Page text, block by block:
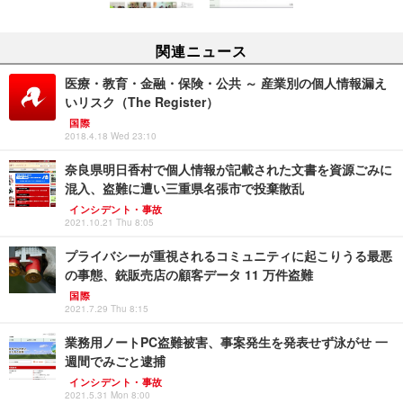
関連ニュース
医療・教育・金融・保険・公共 ～ 産業別の個人情報漏え
いリスク（The Register）
国際
2018.4.18 Wed 23:10
奈良県明日香村で個人情報が記載された文書を資源ごみに
混入、盗難に遭い三重県名張市で投棄散乱
インシデント・事故
2021.10.21 Thu 8:05
プライバシーが重視されるコミュニティに起こりうる最悪
の事態、銃販売店の顧客データ 11 万件盗難
国際
2021.7.29 Thu 8:15
業務用ノートPC盗難被害、事案発生を発表せず泳がせ 一
週間でみごと逮捕
インシデント・事故
2021.5.31 Mon 8:00